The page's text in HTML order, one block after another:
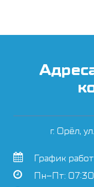
г. Орёл,
График
Пн–Пт: